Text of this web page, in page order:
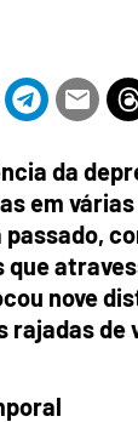
da
em
nove
rajadas de